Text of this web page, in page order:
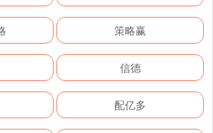
策略赢
信德
配亿多